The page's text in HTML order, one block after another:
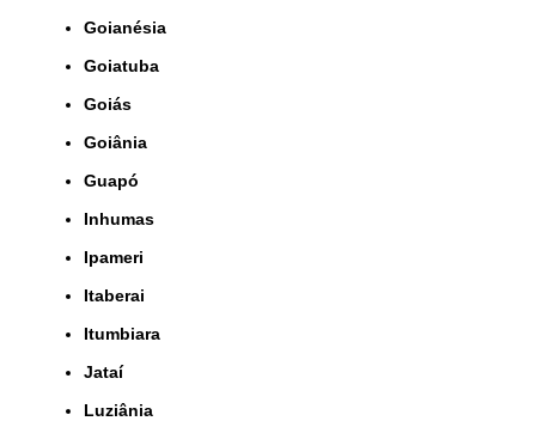
Goianésia
Goiatuba
Goiás
Goiânia
Guapó
Inhumas
Ipameri
Itaberai
Itumbiara
Jataí
Luziânia